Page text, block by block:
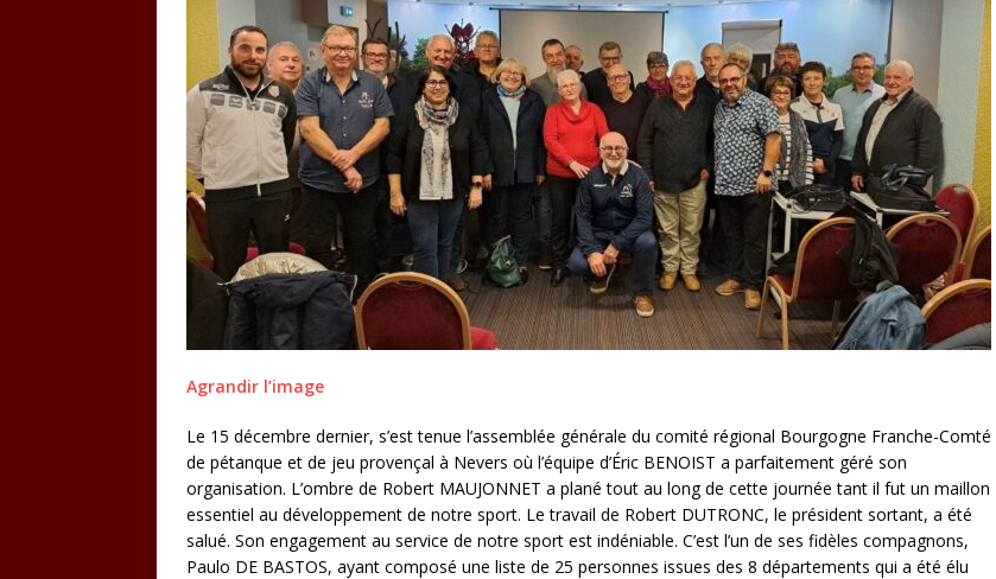
Agrandir l’image
Le 15 décembre dernier, s’est tenue l’assemblée générale du comité régional Bourgogne Franche-Comté
de pétanque et de jeu provençal à Nevers où l’équipe d’Éric BENOIST a parfaitement géré son
organisation. L’ombre de Robert MAUJONNET a plané tout au long de cette journée tant il fut un maillon
essentiel au développement de notre sport. Le travail de Robert DUTRONC, le président sortant, a été
salué. Son engagement au service de notre sport est indéniable. C’est l’un de ses fidèles compagnons,
Paulo DE BASTOS, ayant composé une liste de 25 personnes issues des 8 départements qui a été élu